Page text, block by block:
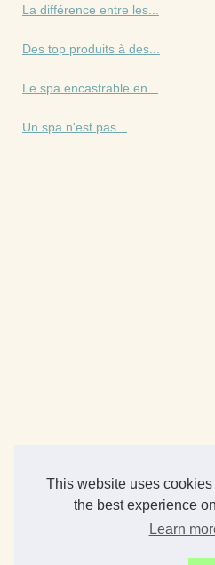
This website uses
the best experience
Learn
La différence entre les...
Des top produits à des...
Le spa encastrable en...
Un spa n'est pas...